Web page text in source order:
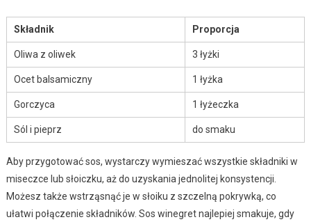
Składnik Proporcja
Oliwa z oliwek 3 łyżki
Ocet balsamiczny 1 łyżka
Gorczyca 1 łyżeczka
Sól i pieprz do smaku
Aby przygotować sos, wystarczy wymieszać wszystkie składniki w
miseczce lub słoiczku, aż do uzyskania jednolitej konsystencji.
Możesz także wstrząsnąć je w słoiku z szczelną pokrywką, co
ułatwi połączenie składników. Sos winegret najlepiej smakuje, gdy